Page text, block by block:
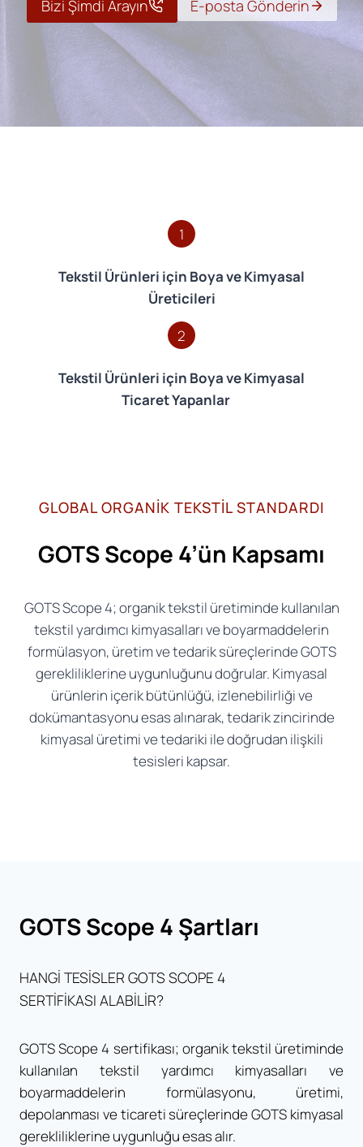
Bizi Şimdi Arayın E-posta Gönderin
1
Tekstil Ürünleri için Boya ve Kimyasal
Üreticileri
2
Tekstil Ürünleri için Boya ve Kimyasal
Ticaret Yapanlar
GLOBAL ORGANİK TEKSTİL STANDARDI
GOTS Scope 4’ün Kapsamı
GOTS Scope 4; organik tekstil üretiminde kullanılan
tekstil yardımcı kimyasalları ve boyarmaddelerin
formülasyon, üretim ve tedarik süreçlerinde GOTS
gerekliliklerine uygunluğunu doğrular. Kimyasal
ürünlerin içerik bütünlüğü, izlenebilirliği ve
dokümantasyonu esas alınarak, tedarik zincirinde
kimyasal üretimi ve tedariki ile doğrudan ilişkili
tesisleri kapsar.
GOTS Scope 4 Şartları
HANGİ TESİSLER GOTS SCOPE 4
SERTİFİKASI ALABİLİR?
GOTS Scope 4 sertifikası; organik tekstil üretiminde
kullanılan tekstil yardımcı kimyasalları ve
boyarmaddelerin formülasyonu, üretimi,
depolanması ve ticareti süreçlerinde GOTS kimyasal
gerekliliklerine uygunluğu esas alır.